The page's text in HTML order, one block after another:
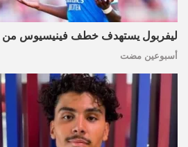
ليفربول يستهدف خطف فينيسيوس من
أسبوعين مضت